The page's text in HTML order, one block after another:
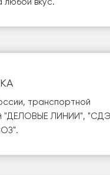
транспортной
"ДЕЛОВЫЕ ЛИНИИ",
".